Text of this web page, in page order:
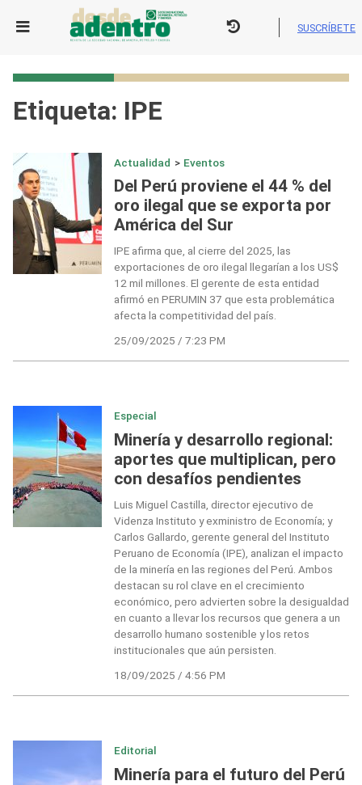
SUSCRÍBETE
Etiqueta: IPE
Actualidad > Eventos
Del Perú proviene el 44 % del
oro ilegal que se exporta por
América del Sur
IPE afirma que, al cierre del 2025, las
exportaciones de oro ilegal llegarían a los US$
12 mil millones. El gerente de esta entidad
afirmó en PERUMIN 37 que esta problemática
afecta la competitividad del país.
25/09/2025 / 7:23 PM
Especial
Minería y desarrollo regional:
aportes que multiplican, pero
con desafíos pendientes
Luis Miguel Castilla, director ejecutivo de
Videnza Instituto y exministro de Economía; y
Carlos Gallardo, gerente general del Instituto
Peruano de Economía (IPE), analizan el impacto
de la minería en las regiones del Perú. Ambos
destacan su rol clave en el crecimiento
económico, pero advierten sobre la desigualdad
en cuanto a llevar los recursos que genera a un
desarrollo humano sostenible y los retos
institucionales que aún persisten.
18/09/2025 / 4:56 PM
Editorial
Minería para el futuro del Perú